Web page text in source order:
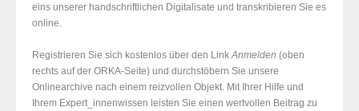
eins unserer handschriftlichen Digitalisate und transkribieren Sie es
online.
Registrieren Sie sich kostenlos über den LinkAnmelden (oben
rechts auf der ORKA-Seite) und durchstöbern Sie unsere
Onlinearchive nach einem reizvollen Objekt. Mit Ihrer Hilfe und
Ihrem Expert_innenwissen leisten Sie einen wertvollen Beitrag zu